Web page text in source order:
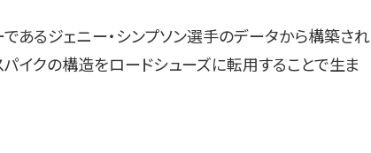
あるジェニー・シンプソン選手のデータから構築され
パイクの構造をロードシューズに転用することで生ま